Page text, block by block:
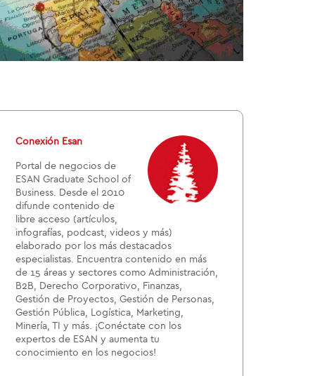
Conexión Esan
Portal de negocios de
ESAN Graduate School of
Business. Desde el 2010
difunde contenido de
libre acceso (artículos,
infografías, podcast, videos y más)
elaborado por los más destacados
especialistas. Encuentra contenido en más
de 15 áreas y sectores como Administración,
B2B, Derecho Corporativo, Finanzas,
Gestión de Proyectos, Gestión de Personas,
Gestión Pública, Logística, Marketing,
Minería, TI y más. ¡Conéctate con los
expertos de ESAN y aumenta tu
conocimiento en los negocios!